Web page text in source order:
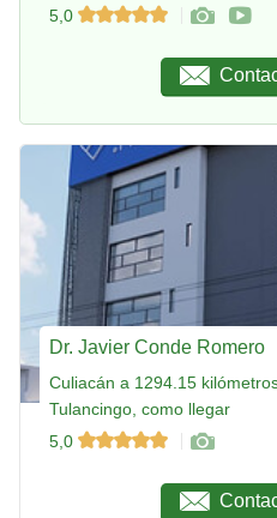
5,0
Dr. Javier Conde Romero
Culiacán a 1294.15
Tulancingo, como llegar
5,0